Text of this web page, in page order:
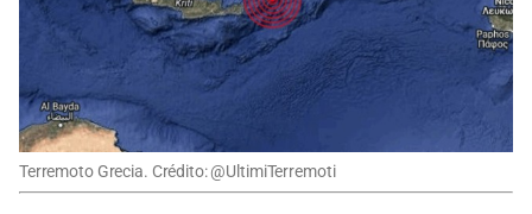
Terremoto Grecia. Crédito: @UltimiTerremoti